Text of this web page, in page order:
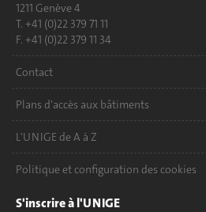
1211 Genève 4
T. +41 (0)22 379 71 11
F. +41 (0)22 379 11 34
Contact
Plans d'accès aux bâtiments
L'UNIGE de A à Z
Politique et configuration des cookies
S'inscrire à l'UNIGE